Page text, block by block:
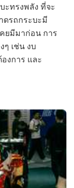
ะทรงพลัง ที่จะ
ดรถกระบะมี
ยมีมาก่อน การ
เช่น งบ
งการ และ